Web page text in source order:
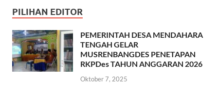
PILIHAN EDITOR
PEMERINTAH DESA MENDAHARA
TENGAH GELAR
MUSRENBANGDES PENETAPAN
RKPDes TAHUN ANGGARAN 2026
Oktober 7, 2025